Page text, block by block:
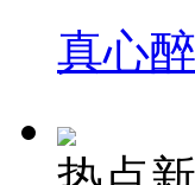
真心